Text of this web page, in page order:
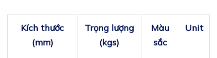
Kí​ch thước
(mm)
Trọ​ng lư​ợ​ng
(kgs)
Màu​
sắc
Unit